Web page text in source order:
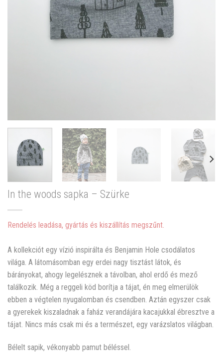
In the woods sapka – Szürke
Rendelés leadása, gyártás és kiszállítás megszűnt.
A kollekciót egy vízió inspirálta és Benjamin Hole csodálatos
világa. A látomásomban egy erdei nagy tisztást látok, és
bárányokat, ahogy legelésznek a távolban, ahol erdő és mező
találkozik. Még a reggeli köd borítja a tájat, én meg elmerülök
ebben a végtelen nyugalomban és csendben. Aztán egyszer csak
a gyerekek kiszaladnak a faház verandájára kacajukkal ébresztve a
tájat. Nincs más csak mi és a természet, egy varázslatos világban.
Bélelt sapik, vékonyabb pamut béléssel.